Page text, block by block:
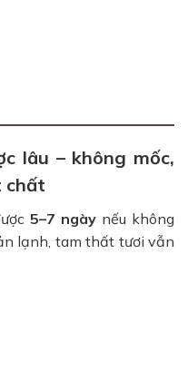
lâu – không mốc,
chất
5–7 ngày nếu không
lạnh, tam thất tươi vẫn